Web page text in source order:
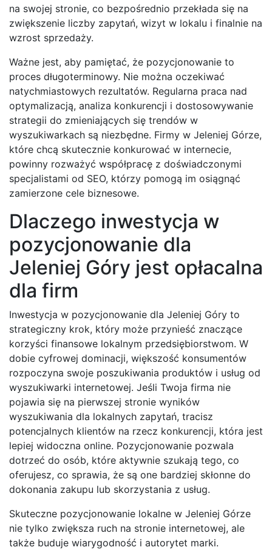
na swojej stronie, co bezpośrednio przekłada się na
zwiększenie liczby zapytań, wizyt w lokalu i finalnie na
wzrost sprzedaży.
Ważne jest, aby pamiętać, że pozycjonowanie to
proces długoterminowy. Nie można oczekiwać
natychmiastowych rezultatów. Regularna praca nad
optymalizacją, analiza konkurencji i dostosowywanie
strategii do zmieniających się trendów w
wyszukiwarkach są niezbędne. Firmy w Jeleniej Górze,
które chcą skutecznie konkurować w internecie,
powinny rozważyć współpracę z doświadczonymi
specjalistami od SEO, którzy pomogą im osiągnąć
zamierzone cele biznesowe.
Dlaczego inwestycja w
pozycjonowanie dla
Jeleniej Góry jest opłacalna
dla firm
Inwestycja w pozycjonowanie dla Jeleniej Góry to
strategiczny krok, który może przynieść znaczące
korzyści finansowe lokalnym przedsiębiorstwom. W
dobie cyfrowej dominacji, większość konsumentów
rozpoczyna swoje poszukiwania produktów i usług od
wyszukiwarki internetowej. Jeśli Twoja firma nie
pojawia się na pierwszej stronie wyników
wyszukiwania dla lokalnych zapytań, tracisz
potencjalnych klientów na rzecz konkurencji, która jest
lepiej widoczna online. Pozycjonowanie pozwala
dotrzeć do osób, które aktywnie szukają tego, co
oferujesz, co sprawia, że są one bardziej skłonne do
dokonania zakupu lub skorzystania z usług.
Skuteczne pozycjonowanie lokalne w Jeleniej Górze
nie tylko zwiększa ruch na stronie internetowej, ale
także buduje wiarygodność i autorytet marki.